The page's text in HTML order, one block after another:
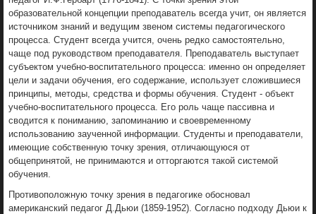
образовательной концепции преподаватель всегда учит, он является
источником знаний и ведущим звеном системы педагогического
процесса. Студент всегда учится, очень редко самостоятельно,
чаще под руководством преподавателя. Преподаватель выступает
субъектом учебно-воспитательного процесса: именно он определяет
цели и задачи обучения, его содержание, использует сложившиеся
принципы, методы, средства и формы обучения. Студент - объект
учебно-воспитательного процесса. Его роль чаще пассивна и
сводится к пониманию, запоминанию и своевременному
использованию заученной информации. Студенты и преподаватели,
имеющие собственную точку зрения, отличающуюся от
общепринятой, не принимаются и отторгаются такой системой
обучения.
Противоположную точку зрения в педагогике обосновал
американский педагог Д.Дьюи (1859-1952). Согласно подходу Дьюи к